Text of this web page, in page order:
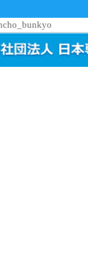
等を視察し